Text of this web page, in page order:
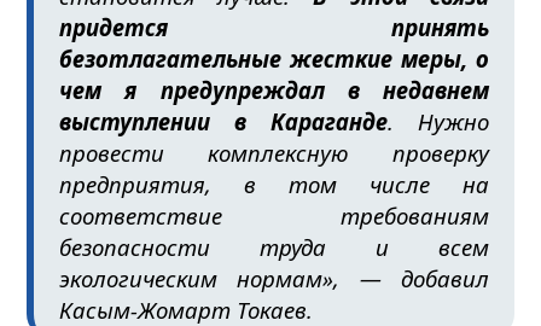
придется принять
безотлагательные жесткие меры, о
чем я предупреждал в недавнем
выступлении в Караганде. Нужно
провести комплексную проверку
предприятия, в том числе на
соответствие требованиям
безопасности труда и всем
экологическим нормам», — добавил
Касым-Жомарт Токаев.